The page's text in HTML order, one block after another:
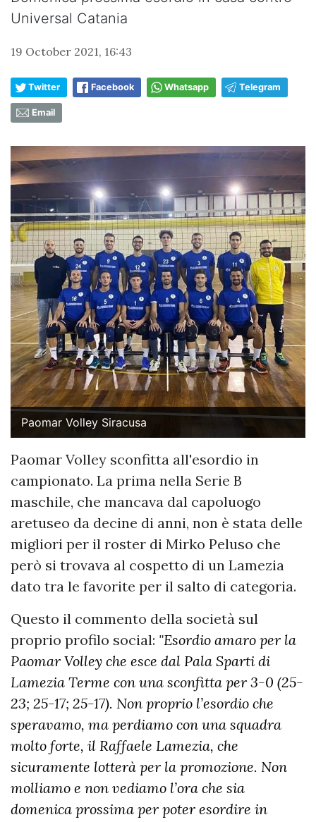
Universal Catania
19 October 2021, 16:43
Twitter Facebook Whatsapp Telegram
Email
Paomar Volley Siracusa
Paomar Volley sconfitta all'esordio in
campionato. La prima nella Serie B
maschile, che mancava dal capoluogo
aretuseo da decine di anni, non è stata delle
migliori per il roster di Mirko Peluso che
però si trovava al cospetto di un Lamezia
dato tra le favorite per il salto di categoria.
Questo il commento della società sul
proprio profilo social: "Esordio amaro per la
Paomar Volley che esce dal Pala Sparti di
Lamezia Terme con una sconfitta per 3-0 (25-
23; 25-17; 25-17). Non proprio l’esordio che
speravamo, ma perdiamo con una squadra
molto forte, il Raffaele Lamezia, che
sicuramente lotterà per la promozione. Non
molliamo e non vediamo l’ora che sia
domenica prossima per poter esordire in